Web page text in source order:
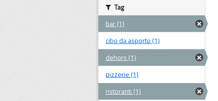
Tag
bar (1)
cibo da asporto (1)
dehors (1)
pizzerie (1)
ristoranti (1)